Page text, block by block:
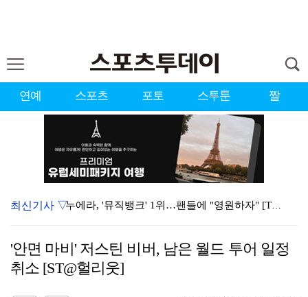
연예 스포츠 포토 스투툰 짤
누에라, '뮤직뱅크' 1위…팬들에 "영원하자" [TV캡…
폭발까지 5분…안보현·정은채, 목숨 건 사투 시작(재벌…
최신기사 ▽
'안면 마비' 저스틴 비버, 남은 월드 투어 일정
취소 [ST@헐리웃]